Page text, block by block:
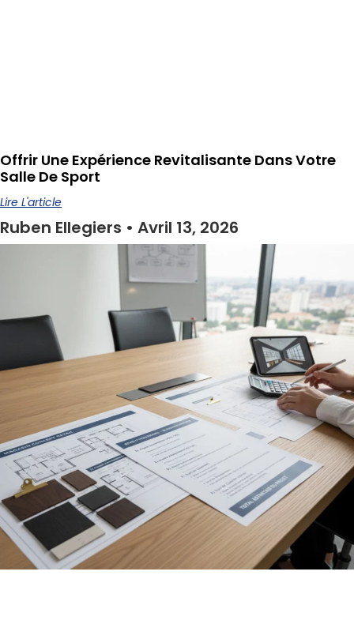
Offrir Une Expérience Revitalisante Dans Votre
Salle De Sport
Lire L'article
Ruben Ellegiers Avril 13, 2026